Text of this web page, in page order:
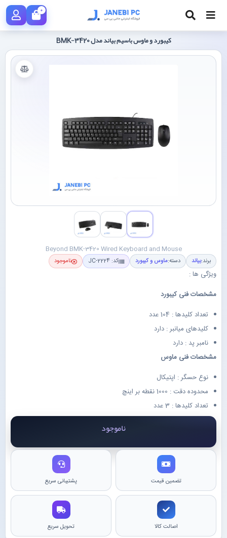
0
کیبورد و ماوس باسیم بیاند مدل BMK-3420
Beyond BMK-3420 Wired Keyboard and Mouse
برند:بیاند دسته:ماوس و کیبورد کد: JC-2224 ناموجود
ویژگی ها :
مشخصات فنی کیبورد
تعداد کلیدها : 104 عدد
کلیدهای میانبر : دارد
نامبر پد : دارد
مشخصات فنی ماوس
نوع حسگر : اپتیکال
محدوده دقت : 1000 نقطه بر اینچ
تعداد کلیدها : 3 عدد
ناموجود
تضمین قیمت پشتیبانی سریع
اصالت کالا تحویل سریع